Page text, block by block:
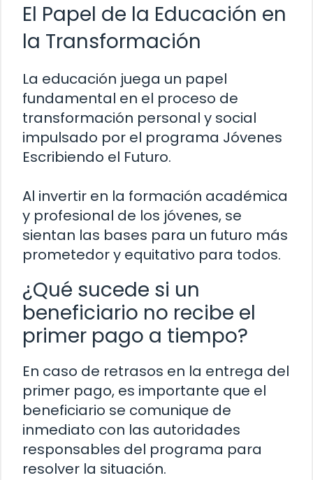
El Papel de la Educación en
la Transformación
La educación juega un papel
fundamental en el proceso de
transformación personal y social
impulsado por el programa Jóvenes
Escribiendo el Futuro.
Al invertir en la formación académica
y profesional de los jóvenes, se
sientan las bases para un futuro más
prometedor y equitativo para todos.
¿Qué sucede si un
beneficiario no recibe el
primer pago a tiempo?
En caso de retrasos en la entrega del
primer pago, es importante que el
beneficiario se comunique de
inmediato con las autoridades
responsables del programa para
resolver la situación.